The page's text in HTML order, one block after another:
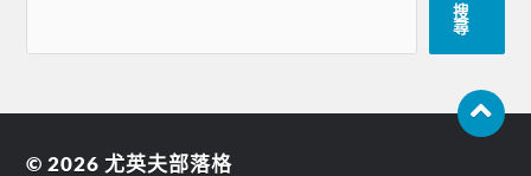
搜
尋
© 2026 尤英夫部落格